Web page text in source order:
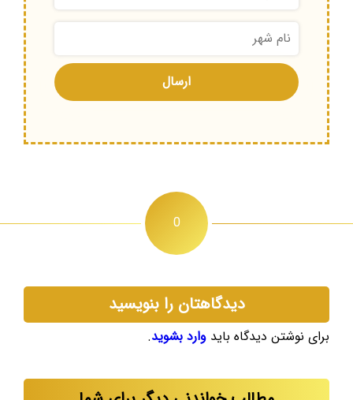
0
دیدگاهتان را بنویسید
برای نوشتن دیدگاه باید وارد بشوید.